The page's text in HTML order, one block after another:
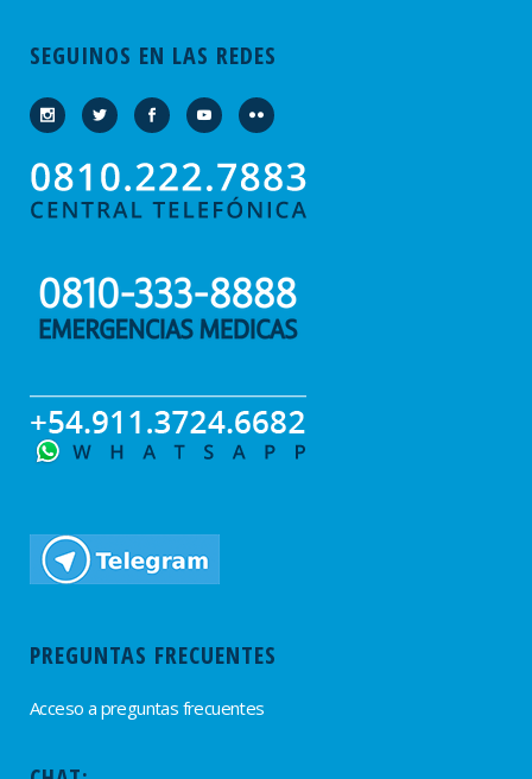
SEGUINOS EN LAS REDES
PREGUNTAS FRECUENTES
Acceso a preguntas frecuentes